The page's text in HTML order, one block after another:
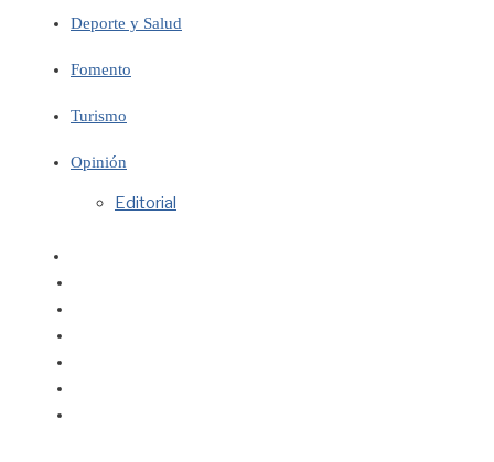
Deporte y Salud
Fomento
Turismo
Opinión
Editorial